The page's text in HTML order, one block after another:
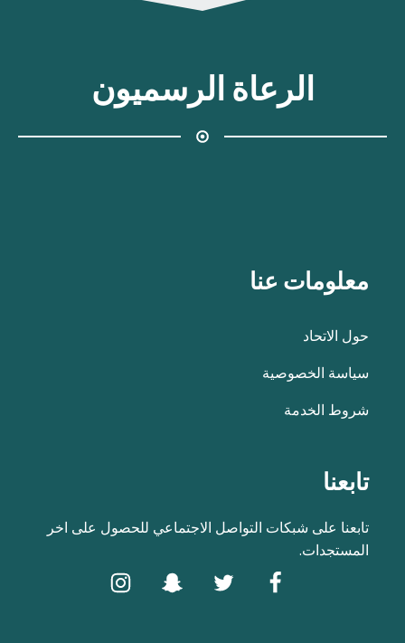
الرعاة الرسميون
معلومات عنا
حول الاتحاد
سياسة الخصوصية
شروط الخدمة
تابعنا
تابعنا على شبكات التواصل الاجتماعي للحصول على اخر
المستجدات.